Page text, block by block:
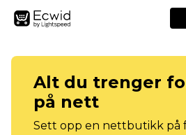
Alt du trenger
på nett
Sett opp en nettbutikk på